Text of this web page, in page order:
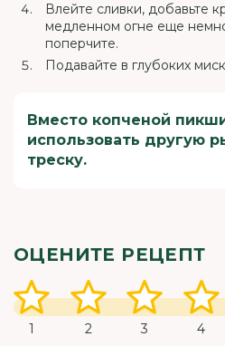
Влейте сливки, добавьте
медленном огне еще
поперчите.
Подавайте в глубоких
Вместо копченой
использовать другую
треску.
ОЦЕНИТЕ РЕЦЕПТ
1 2 3 4